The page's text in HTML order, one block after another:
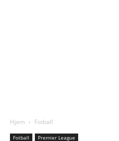
Hjem Fotball
Fotball Premier League